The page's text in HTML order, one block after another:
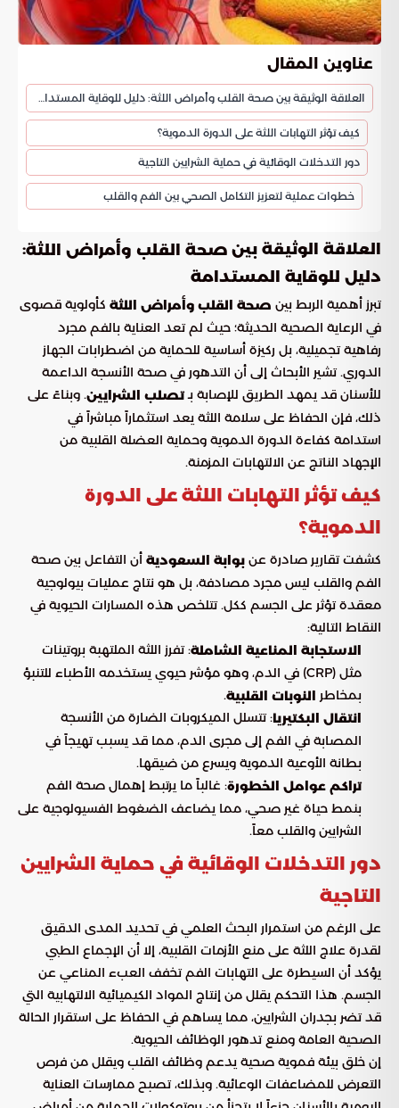
عناوين المقال
العلاقة الوثيقة بين صحة القلب وأمراض اللثة: دليل للوقاية المستدامة
كيف تؤثر التهابات اللثة على الدورة الدموية؟
دور التدخلات الوقائية في حماية الشرايين التاجية
خطوات عملية لتعزيز التكامل الصحي بين الفم والقلب
العلاقة الوثيقة بين صحة القلب وأمراض اللثة:
دليل للوقاية المستدامة
تبرز أهمية الربط بين صحة القلب وأمراض اللثة كأولوية قصوى
في الرعاية الصحية الحديثة؛ حيث لم تعد العناية بالفم مجرد
رفاهية تجميلية، بل ركيزة أساسية للحماية من اضطرابات الجهاز
الدوري. تشير الأبحاث إلى أن التدهور في صحة الأنسجة الداعمة
للأسنان قد يمهد الطريق للإصابة بـتصلب الشرايين. وبناءً على
ذلك، فإن الحفاظ على سلامة اللثة يعد استثماراً مباشراً في
استدامة كفاءة الدورة الدموية وحماية العضلة القلبية من
الإجهاد الناتج عن الالتهابات المزمنة.
كيف تؤثر التهابات اللثة على الدورة
الدموية؟
كشفت تقارير صادرة عن بوابة السعودية أن التفاعل بين صحة
الفم والقلب ليس مجرد مصادفة، بل هو نتاج عمليات بيولوجية
معقدة تؤثر على الجسم ككل. تتلخص هذه المسارات الحيوية في
النقاط التالية:
الاستجابة المناعية الشاملة: تفرز اللثة الملتهبة بروتينات
مثل (CRP) في الدم، وهو مؤشر حيوي يستخدمه الأطباء للتنبؤ
بمخاطر النوبات القلبية.
انتقال البكتيريا: تتسلل الميكروبات الضارة من الأنسجة
المصابة في الفم إلى مجرى الدم، مما قد يسبب تهيجاً في
بطانة الأوعية الدموية ويسرع من ضيقها.
تراكم عوامل الخطورة: غالباً ما يرتبط إهمال صحة الفم
بنمط حياة غير صحي، مما يضاعف الضغوط الفسيولوجية على
الشرايين والقلب معاً.
دور التدخلات الوقائية في حماية الشرايين
التاجية
على الرغم من استمرار البحث العلمي في تحديد المدى الدقيق
لقدرة علاج اللثة على منع الأزمات القلبية، إلا أن الإجماع الطبي
يؤكد أن السيطرة على التهابات الفم تخفف العبء المناعي عن
الجسم. هذا التحكم يقلل من إنتاج المواد الكيميائية الالتهابية التي
قد تضر بجدران الشرايين، مما يساهم في الحفاظ على استقرار الحالة
الصحية العامة ومنع تدهور الوظائف الحيوية.
إن خلق بيئة فموية صحية يدعم وظائف القلب ويقلل من فرص
التعرض للمضاعفات الوعائية. وبذلك، تصبح ممارسات العناية